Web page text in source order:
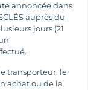
annoncée dans
auprès du
jours (21
transporteur, le
achat ou de la